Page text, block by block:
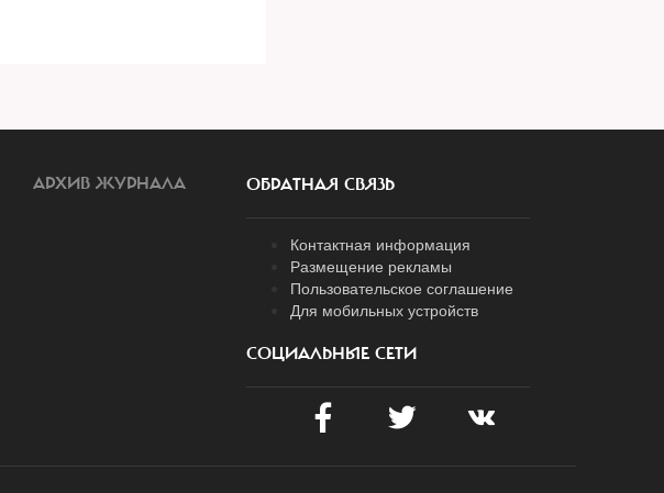
АРХИВ ЖУРНАЛА ОБРАТНАЯ СВЯЗЬ
Контактная информация
Размещение рекламы
Пользовательское соглашение
Для мобильных устройств
СОЦИАЛЬНЫЕ СЕТИ